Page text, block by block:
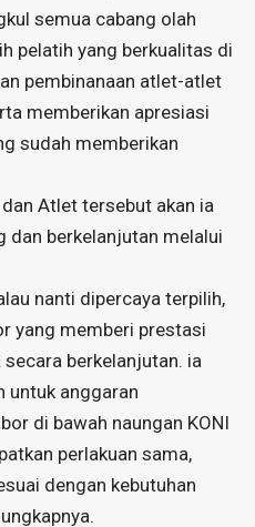
semua cabang olah
pelatih yang berkualitas di
pembinanaan atlet-atlet
memberikan apresiasi
sudah memberikan
Atlet tersebut akan ia
dan berkelanjutan melalui
nanti dipercaya terpilih,
yang memberi prestasi
berkelanjutan. ia
untuk anggaran
di bawah naungan KONI
perlakuan sama,
dengan kebutuhan